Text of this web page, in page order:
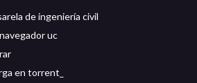
de ingeniería civil
uc
en torrent_